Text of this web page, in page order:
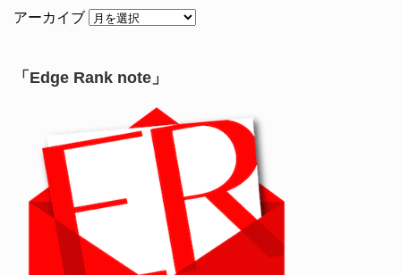
アーカイブ
「Edge Rank note」